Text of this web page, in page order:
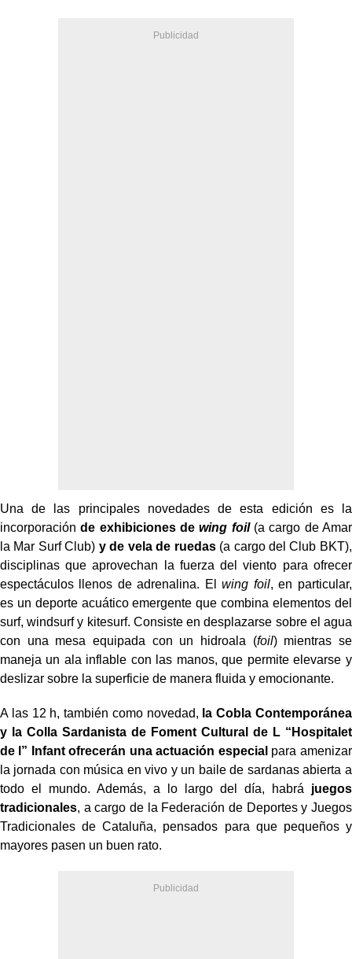
Una de las principales novedades de esta edición es la
incorporaciónde exhibiciones dewing foil (a cargo de Amar
la Mar Surf Club) y de vela de ruedas(a cargo del Club BKT),
disciplinas que aprovechan la fuerza del viento para ofrecer
espectáculos llenos de adrenalina. Elwing foil, en particular,
es un deporte acuático emergente que combina elementos del
surf, windsurf y kitesurf. Consiste en desplazarse sobre el agua
con una mesa equipada con un hidroala (foil) mientras se
maneja un ala inflable con las manos, que permite elevarse y
deslizar sobre la superficie de manera fluida y emocionante.
A las 12 h, también como novedad, la Cobla Contemporánea
y la Colla Sardanista de Foment Cultural de L “Hospitalet
de l” Infant ofrecerán una actuación especial para amenizar
la jornada con música en vivo y un baile de sardanas abierta a
todo el mundo. Además, a lo largo del día, habrá juegos
tradicionales, a cargo de la Federación de Deportes y Juegos
Tradicionales de Cataluña, pensados para que pequeños y
mayores pasen un buen rato.